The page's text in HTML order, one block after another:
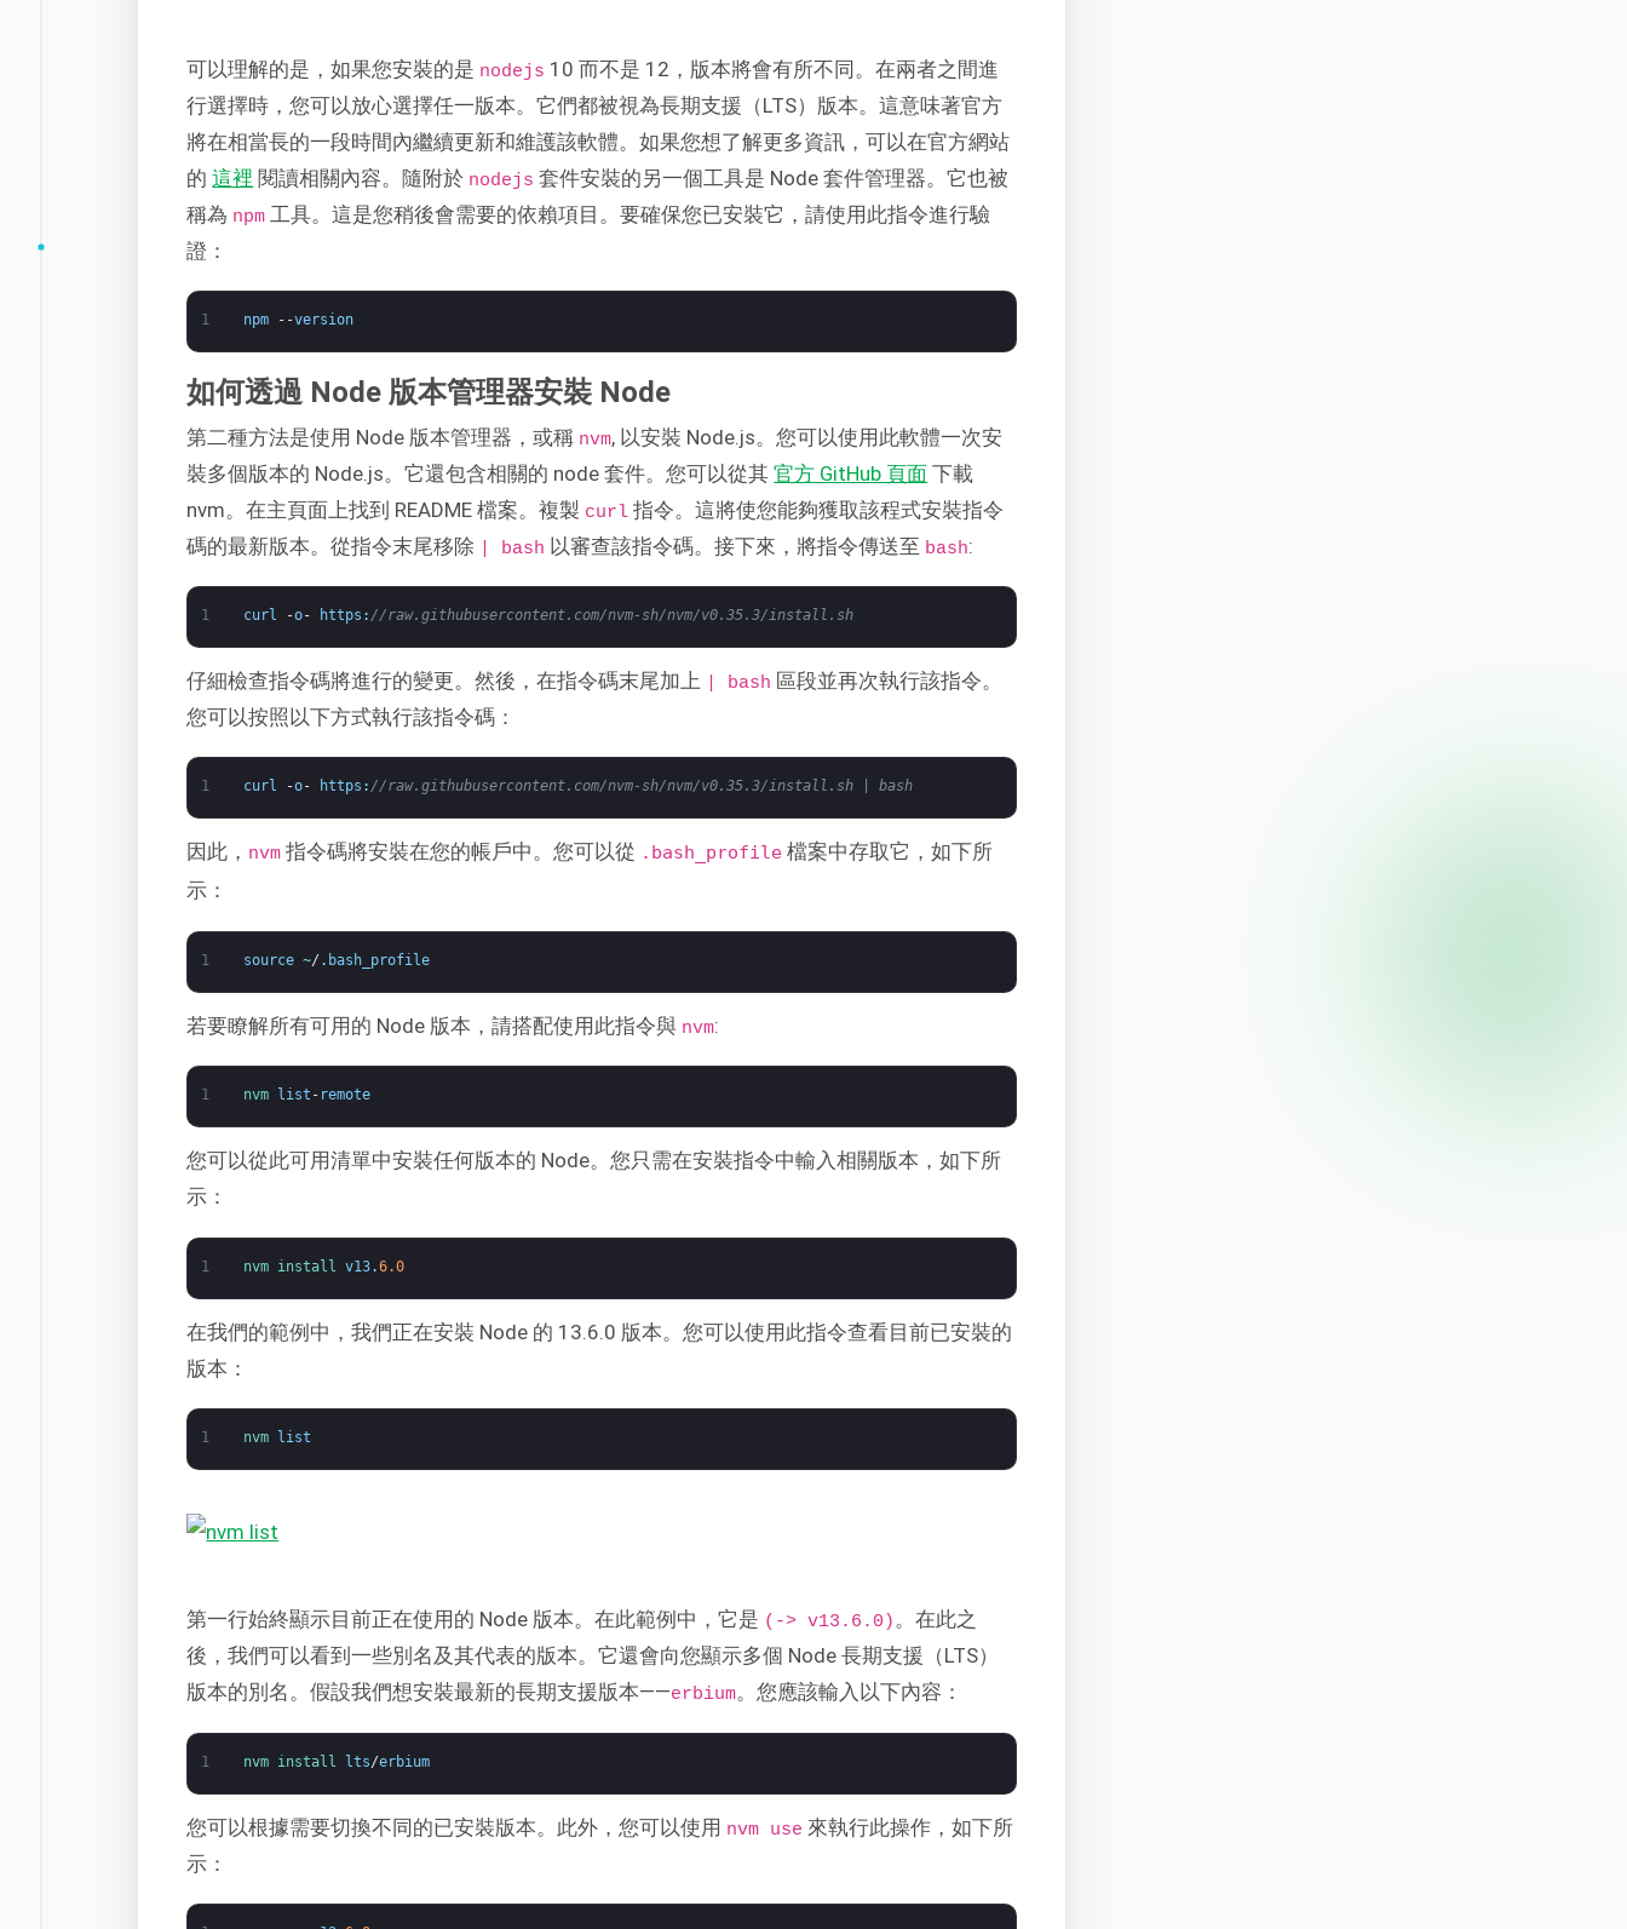
可以理解的是，如果您安裝的是 nodejs 10 而不是 12，版本將會有所不同。在兩者之間進
行選擇時，您可以放心選擇任一版本。它們都被視為長期支援（LTS）版本。這意味著官方
將在相當長的一段時間內繼續更新和維護該軟體。如果您想了解更多資訊，可以在官方網站
的這裡 閱讀相關內容。隨附於 nodejs 套件安裝的另一個工具是 Node 套件管理器。它也被
稱為 npm 工具。這是您稍後會需要的依賴項目。要確保您已安裝它，請使用此指令進行驗
證：
1 npm --version
如何透過 Node 版本管理器安裝 Node
第二種方法是使用 Node 版本管理器，或稱 nvm, 以安裝 Node.js。您可以使用此軟體一次安
裝多個版本的 Node.js。它還包含相關的 node 套件。您可以從其官方 GitHub 頁面 下載
nvm。在主頁面上找到 README 檔案。複製 curl 指令。這將使您能夠獲取該程式安裝指令
碼的最新版本。從指令末尾移除
| bash 以審查該指令碼。接下來，將指令傳送至 bash:
1 curl -o- https : //raw.githubusercontent.com/nvm-sh/nvm/v0.35.3/install.sh
仔細檢查指令碼將進行的變更。然後，在指令碼末尾加上 | bash 區段並再次執行該指令。
您可以按照以下方式執行該指令碼：
1 curl -o- https : //raw.githubusercontent.com/nvm-sh/nvm/v0.35.3/install.sh | bash
因此， nvm 指令碼將安裝在您的帳戶中。您可以從 .bash_profile 檔案中存取它，如下所
示：
1 source ~/ . bash_profile
若要瞭解所有可用的 Node 版本，請搭配使用此指令與 nvm:
1 nvm list - remote
您可以從此可用清單中安裝任何版本的 Node。您只需在安裝指令中輸入相關版本，如下所
示：
1 nvm install v13.6.0
在我們的範例中，我們正在安裝 Node 的 13.6.0 版本。您可以使用此指令查看目前已安裝的
版本：
1 nvm list
第一行始終顯示目前正在使用的 Node 版本。在此範例中，它是 (-> v13.6.0)。在此之
後，我們可以看到一些別名及其代表的版本。它還會向您顯示多個 Node 長期支援（LTS）
版本的別名。假設我們想安裝最新的長期支援版本——erbium。您應該輸入以下內容：
1 nvm install lts/erbium
您可以根據需要切換不同的已安裝版本。此外，您可以使用 nvm use 來執行此操作，如下所
示：